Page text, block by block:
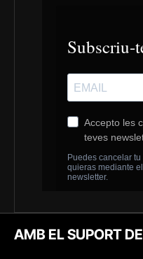
AMB EL SUPORT DE